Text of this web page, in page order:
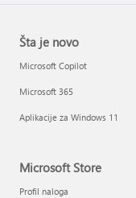
Šta je novo
Microsoft Copilot
Microsoft 365
Aplikacije za Windows 11
Microsoft Store
Profil naloga